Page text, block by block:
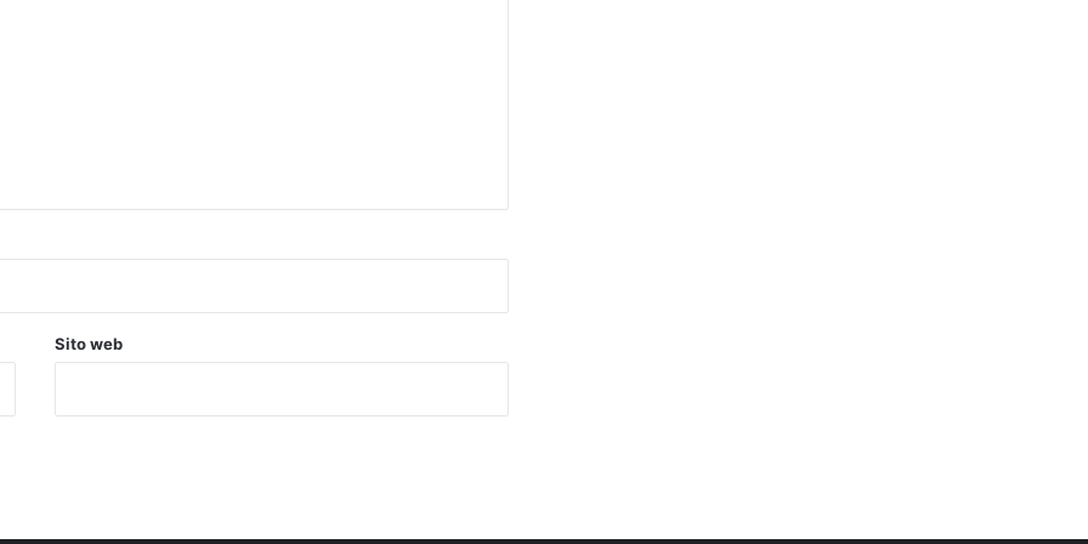
Sito web